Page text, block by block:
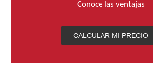
Conoce las ventajas
CALCULAR MI PRECIO